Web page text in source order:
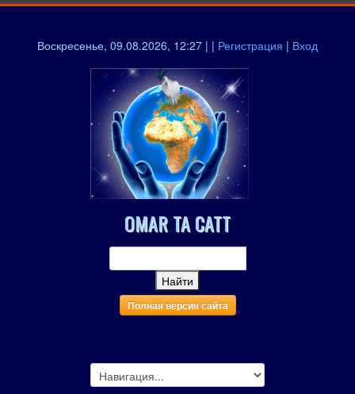
Воскресенье, 09.08.2026, 12:27 | | Регистрация | Вход
OMAR TA CATT
Полная версия сайта